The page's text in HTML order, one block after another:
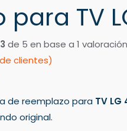
TV
de 5 en base a 1
clientes)
de reemplazo para TV LG
original.